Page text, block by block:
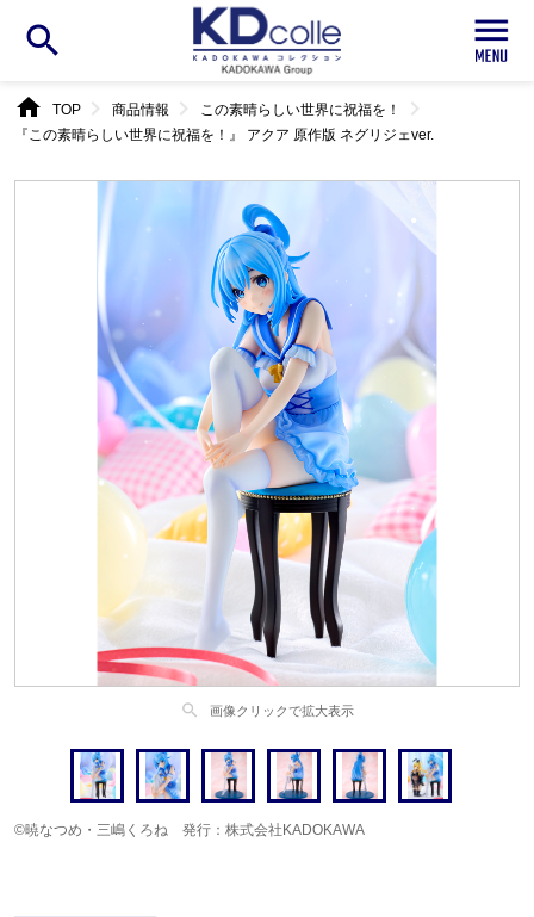
search
home TOPchevron_right 商品情報chevron_right この素晴らしい世界に祝福を！ chevron_right
『この素晴らしい世界に祝福を！』 アクア 原作版 ネグリジェver.
search 画像クリックで拡大表示
©暁なつめ・三嶋くろね 発行：株式会社KADOKAWA